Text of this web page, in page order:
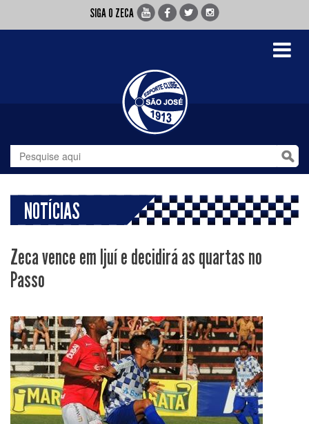
SIGA O ZECA
Toggle
NOTÍCIAS
Zeca vence em Ijuí e decidirá as quartas no
Passo